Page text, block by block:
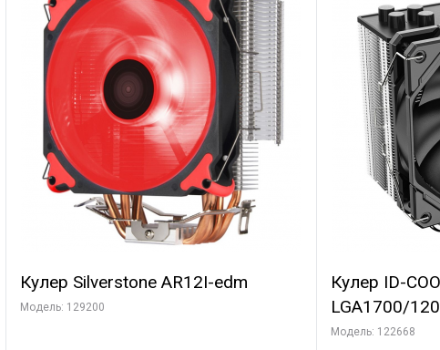
Кулер Silverstone AR12I-edm
Модель: 129200
Кулер ID-
LGA1700/
(10шт/кор,
Модель: 122668